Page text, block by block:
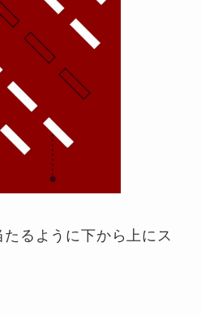
るように下から上にス